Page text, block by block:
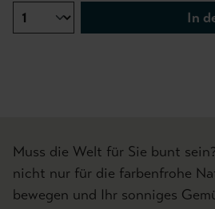
In
Muss die Welt für Sie bunt
nicht nur für die farbenfrohe
bewegen und Ihr sonniges